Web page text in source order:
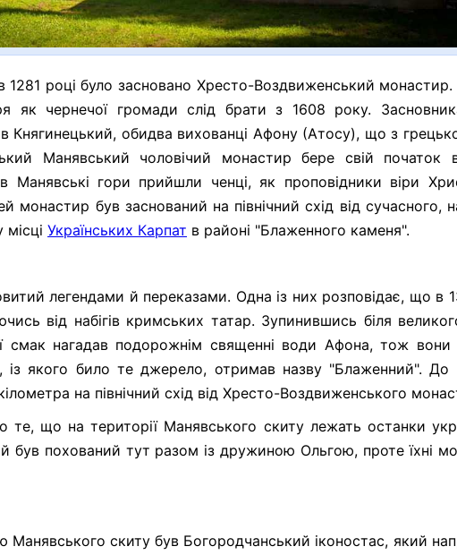
1281 році було засновано Хресто-Воздвиженський монастир.
як чернечої громади слід брати з 1608 року.
Княгинецький, обидва вихованці Афону (Атосу), що з
Манявський чоловічий монастир бере свій початок
гори прийшли ченці, як проповідники віри
був заснований на північний схід від сучасного,
Українських Карпат в районі "Блаженного каменя".
легендами й переказами. Одна із них розповідає, що в
від набігів кримських татар. Зупинившись біля
смак нагадав подорожнім священні води Афона, тож вони
із якого било те джерело, отримав назву "Блаженний". До
на північний схід від Хресто-Воздвиженського
те, що на території Манявського скиту лежать останки
був похований тут разом із дружиною Ольгою, проте їхні
скиту був Богородчанський іконостас, який